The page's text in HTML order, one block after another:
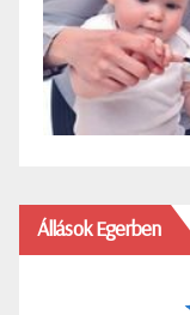
Állások Egerben